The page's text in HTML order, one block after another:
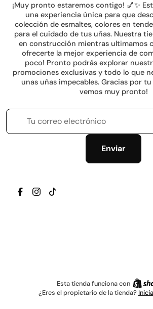
¡Muy pronto estaremos contigo! 💅✨
una experiencia única para que
colección de esmaltes, colores en
para el cuidado de tus uñas. Nuestra
en construcción mientras ultimamos
ofrecerte la mejor experiencia de
poco! Pronto podrás explorar
promociones exclusivas y todo lo que
unas uñas impecables. Gracias por tu
vemos muy pronto!
Enviar
TRANSLATION MISSING:
TRANSLATION MISSING:
TRANSLATION MISSING:
Esta tienda funciona con
¿Eres el propietario de la tienda?